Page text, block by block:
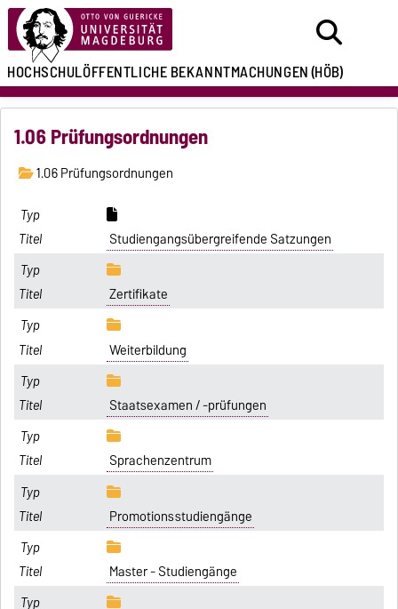
HOCHSCHULÖFFENTLICHEBEKANNTMACHUNGEN(HÖB)
1.06 Prüfungsordnungen
1.06 Prüfungsordnungen
Studiengangsübergreifende Satzungen
Zertifikate
Weiterbildung
Staatsexamen / -prüfungen
Sprachenzentrum
Promotionsstudiengänge
Master - Studiengänge